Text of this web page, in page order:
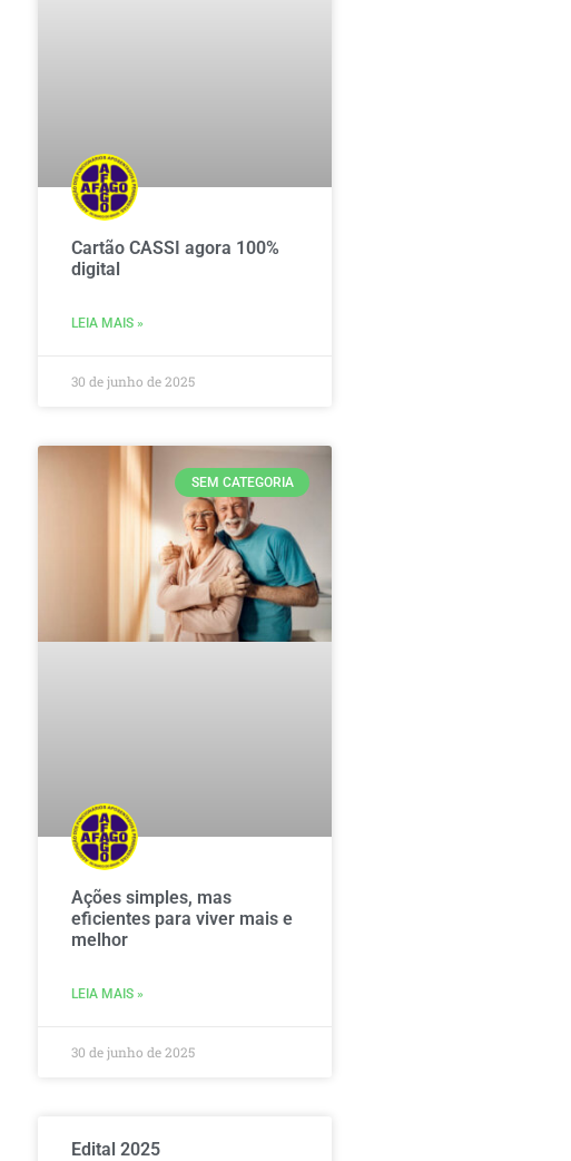
Cartão CASSI agora 100%
digital
LEIA MAIS »
30 de junho de 2025
SEM CATEGORIA
Ações simples, mas
eficientes para viver mais e
melhor
LEIA MAIS »
30 de junho de 2025
Edital 2025